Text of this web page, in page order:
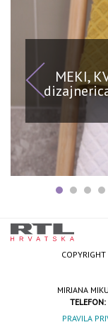
MEKI,
MIRJANA
TELEFON:
PRAVILA